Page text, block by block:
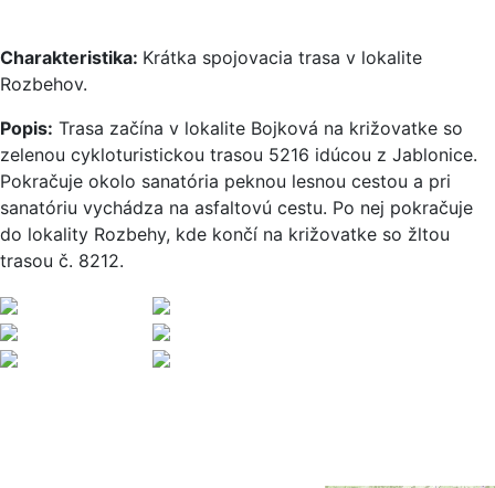
Charakteristika: Krátka spojovacia trasa v lokalite
Rozbehov.
Popis: Trasa začína v lokalite Bojková na križovatke so
zelenou cykloturistickou trasou 5216 idúcou z Jablonice.
Pokračuje okolo sanatória peknou lesnou cestou a pri
sanatóriu vychádza na asfaltovú cestu. Po nej pokračuje
do lokality Rozbehy, kde končí na križovatke so žltou
trasou č. 8212.